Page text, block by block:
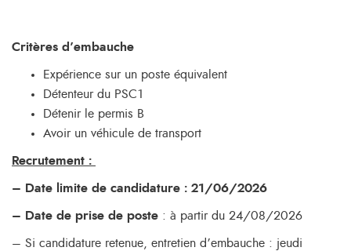
Critères d’embauche
Expérience sur un poste équivalent
Détenteur du PSC1
Détenir le permis B
Avoir un véhicule de transport
Recrutement :
– Date limite de candidature : 21/06/2026
– Date de prise de poste : à partir du 24/08/2026
– Si candidature retenue, entretien d’embauche : jeudi